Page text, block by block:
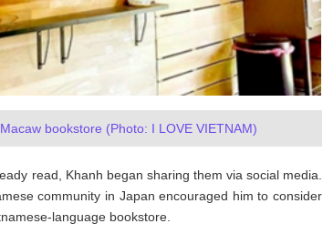
bookstore (Photo: I LOVE VIETNAM)
read, Khanh began sharing them via social media.
community in Japan encouraged him to consider
language bookstore.
từ
tự
NGUYÊN
MẪU
LÀ
Bắc, tôi có thế mạnh khi hình
dung, mở ra không gian của giai